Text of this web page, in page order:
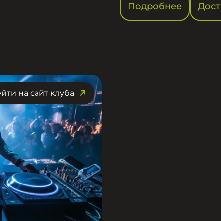
Подробнее
на сайт клуба